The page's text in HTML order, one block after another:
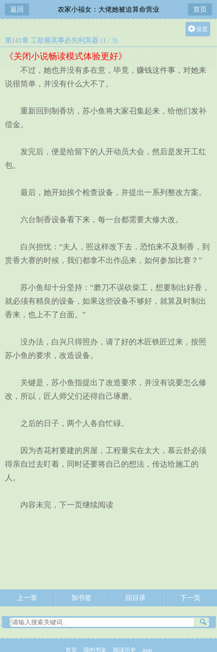
返回 农家小福女：大佬她被迫算命营业 首页
设置
中
第141章 工欲善其事必先利其器 (1 / 3)
《关闭小说畅读模式体验更好》
不过，她也并没有多在意，毕竟，赚钱这件事，对她来
说很简单，并没有什么大不了。
重新回到制香坊，苏小鱼将大家召集起来，给他们发补
偿金。
发完后，便是给留下的人开动员大会，然后是发开工红
包。
最后，她开始挨个检查设备，并提出一系列整改方案。
六台制香设备看下来，每一台都需要大修大改。
白兴担忧：“夫人，照这样改下去，恐怕来不及制香，到
赏香大赛的时候，我们都拿不出作品来，如何参加比赛？”
苏小鱼却十分坚持：“磨刀不误砍柴工，想要制出好香，
就必须有精良的设备，如果这些设备不够好，就算及时制出
香来，也上不了台面。”
没办法，白兴只得照办，请了好的木匠铁匠过来，按照
苏小鱼的要求，改造设备。
关键是，苏小鱼指提出了改造要求，并没有说要怎么修
改，所以，匠人师父们还得自己琢磨。
之后的日子，两个人各自忙碌。
因为杏花村要建的房屋，工程量实在太大，慕云舒必须
得亲自过去盯着，同时还要将自己的想法，传达给施工的
人。
内容未完，下一页继续阅读
上一章 加书签 回目录 下一页
首页 我的书架 阅读历史 map